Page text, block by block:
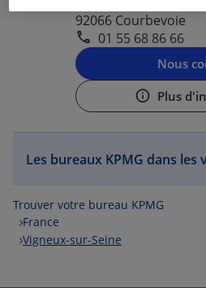
92066 Courbevoie
01 55 68 86 66
Nous
Plus
Les bureaux KPMG dans les
Trouver votre bureau KPMG
France
Vigneux-sur-Seine